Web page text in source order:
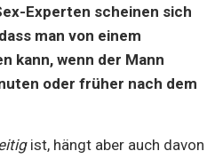
Experten scheinen sich
man von einem
kann, wenn der Mann
oder früher nach dem
ist, hängt aber auch davon